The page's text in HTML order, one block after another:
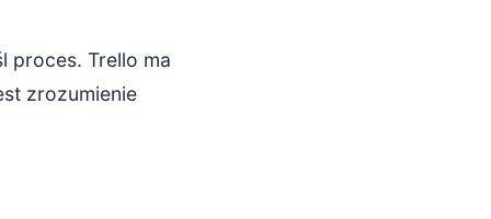
proces. Trello ma
zrozumienie